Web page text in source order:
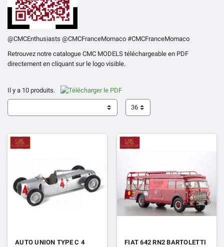
@CMCEnthusiasts @CMCFranceMomaco #CMCFranceMomaco
Retrouvez notre catalogue CMC MODELS téléchargeable en PDF
directement en cliquant sur le logo visible.
Il y a 10 produits.
36
AUTO UNION TYPE C 4
FIAT 642 RN2 BARTOLETTI